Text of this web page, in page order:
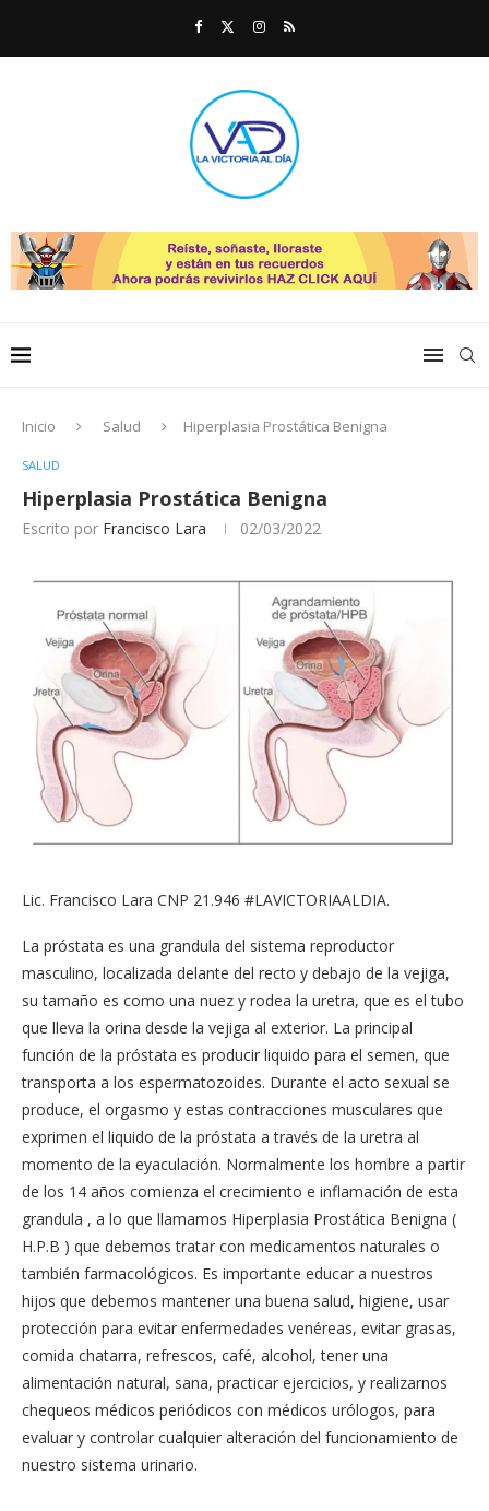
Inicio Salud Hiperplasia Prostática Benigna
SALUD
Hiperplasia Prostática Benigna
Escrito por Francisco Lara 02/03/2022
Lic. Francisco Lara CNP 21.946 #LAVICTORIAALDIA.
La próstata es una grandula del sistema reproductor
masculino, localizada delante del recto y debajo de la vejiga,
su tamaño es como una nuez y rodea la uretra, que es el tubo
que lleva la orina desde la vejiga al exterior. La principal
función de la próstata es producir liquido para el semen, que
transporta a los espermatozoides. Durante el acto sexual se
produce, el orgasmo y estas contracciones musculares que
exprimen el liquido de la próstata a través de la uretra al
momento de la eyaculación. Normalmente los hombre a partir
de los 14 años comienza el crecimiento e inflamación de esta
grandula , a lo que llamamos Hiperplasia Prostática Benigna (
H.P.B ) que debemos tratar con medicamentos naturales o
también farmacológicos. Es importante educar a nuestros
hijos que debemos mantener una buena salud, higiene, usar
protección para evitar enfermedades venéreas, evitar grasas,
comida chatarra, refrescos, café, alcohol, tener una
alimentación natural, sana, practicar ejercicios, y realizarnos
chequeos médicos periódicos con médicos urólogos, para
evaluar y controlar cualquier alteración del funcionamiento de
nuestro sistema urinario.